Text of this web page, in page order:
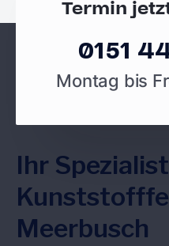
Termin
0151
Montag bis
Ihr
Meerbusch